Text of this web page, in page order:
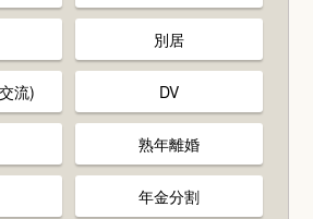
別居
流) DV
熟年離婚
年金分割